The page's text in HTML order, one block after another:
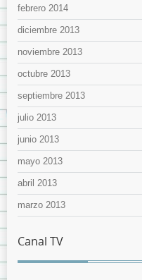
febrero 2014
diciembre 2013
noviembre 2013
octubre 2013
septiembre 2013
julio 2013
junio 2013
mayo 2013
abril 2013
marzo 2013
Canal TV